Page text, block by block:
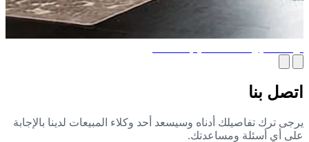
بنا
ترك تفاصيلك أدناه وسيسعد أحد وكلاء المبيعات لدينا بالإجابة
أي أسئلة ومساعدتك.